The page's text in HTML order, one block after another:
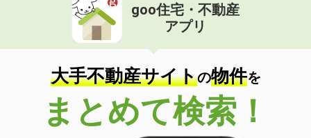
goo住宅・不動産
アプリ
大手不動産サイトの物件を
まとめて検索！